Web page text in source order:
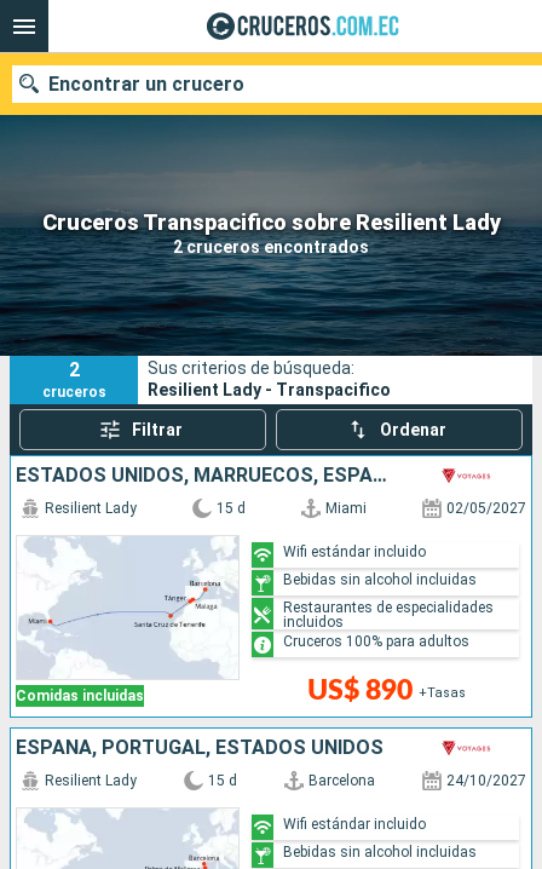
Cruceros Transpacifico sobre Resilient Lady
2 cruceros encontrados
Encontrar un crucero
Nuestros destinos
Fecha de salida
Puertos Compañías
Buscar
2
cruceros
Sus criterios de búsqueda:
Resilient Lady - Transpacifico
Filtrar Ordenar
ESTADOS UNIDOS, MARRUECOS, ESPAÑA
Comidas incluidas
Resilient Lady 15 d Miami 02/05/2027
US$ 890 +Tasas
Wifi estándar incluido
Bebidas sin alcohol incluidas
Restaurantes de especialidades
incluidos
Cruceros 100% para adultos
ESPAÑA, PORTUGAL, ESTADOS UNIDOS
Resilient Lady 15 d Barcelona 24/10/2027
Wifi estándar incluido
Bebidas sin alcohol incluidas